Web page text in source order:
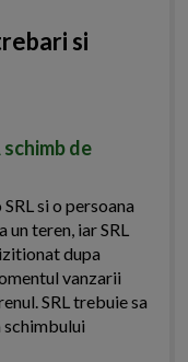
si
de
si o persoana
un teren, iar SRL
dupa
vanzarii
SRL trebuie sa